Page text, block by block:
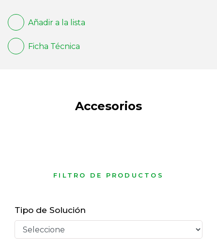
Añadir a la lista
Ficha Técnica
Accesorios
FILTRO DE PRODUCTOS
Tipo de Solución